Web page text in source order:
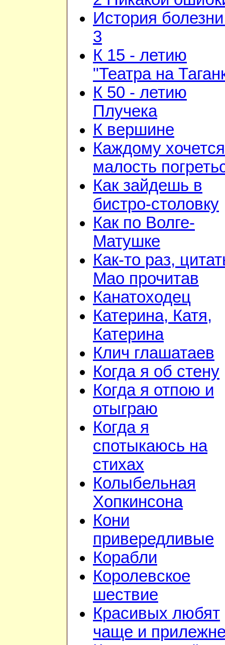
История
3
К 15 - летию
"Театра на
К 50 - летию
Плучека
К вершине
Каждому хочется
малость
Как зайдешь в
бистро-столовку
Как по Волге-
Матушке
Как-то раз,
Мао прочитав
Канатоходец
Катерина, Катя,
Катерина
Клич глашатаев
Когда я об стену
Когда я отпою и
отыграю
Когда я
спотыкаюсь на
стихах
Колыбельная
Хопкинсона
Кони
привередливые
Корабли
Королевское
шествие
Красивых любят
чаще и